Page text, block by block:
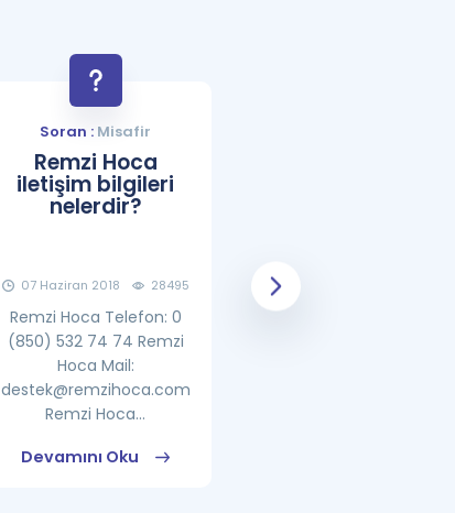
Soran : Misafir
Remzi Hoca
iletişim bilgileri
nelerdir?
07 Haziran 2018 28495
Remzi Hoca Telefon: 0
(850) 532 74 74 Remzi
Hoca Mail:
destek@remzihoca.com
Remzi Hoca...
Devamını Oku
08 Haziran 2018